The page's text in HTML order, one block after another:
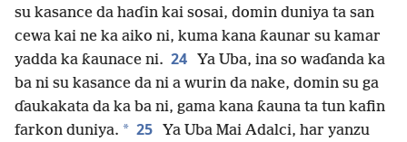
su kasance da haɗin kai sosai, domin duniya ta san
cewa kai ne ka aiko ni, kuma kana ƙaunar su kamar
yadda ka ƙaunace ni. 24
Ya Uba, ina so waɗanda ka
ba ni su kasance da ni a wurin da nake, domin su ga
ɗaukakata da ka ba ni, gama kana ƙauna ta tun kafin
farkon duniya. * 25
Ya Uba Mai Adalci, har yanzu